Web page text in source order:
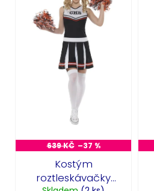
639 KČ –37 %
Kostým
roztleskávačky